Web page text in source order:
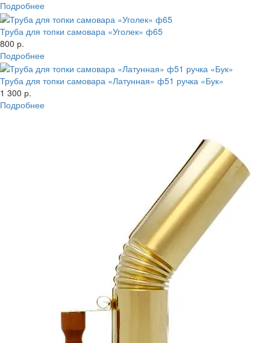
Подробнее
Труба для топки самовара «Уголек» ф65
800 р.
Подробнее
Труба для топки самовара «Латунная» ф51 ручка «Бук»
1 300 р.
Подробнее